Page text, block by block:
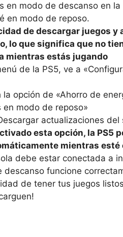
en modo de descanso en
en modo de reposo.
de descargar juegos
lo que significa que no
mientras estás jugando
de la PS5, ve a
opción de «Ahorro de
modo de reposo»
actualizaciones del
esta opción, la PS5
mientras esté
debe estar conectada a
descanso funcione
de tener tus juegos